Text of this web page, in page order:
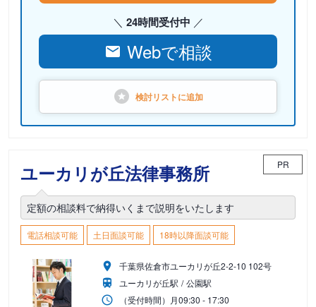
24時間受付中
Webで相談
検討リストに追加
ユーカリが丘法律事務所 PR
定額の相談料で納得いくまで説明をいたします
電話相談可能 土日面談可能 18時以降面談可能
千葉県佐倉市ユーカリが丘2-2-10 102号
ユーカリが丘駅
公園駅
（受付時間） 月09:30 - 17:30